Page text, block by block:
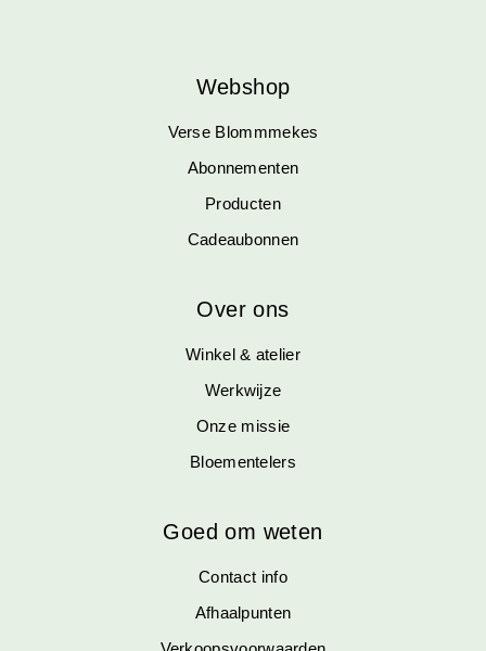
Webshop
Verse Blommmekes
Abonnementen
Producten
Cadeaubonnen
Over ons
Winkel & atelier
Werkwijze
Onze missie
Bloementelers
Goed om weten
Contact info
Afhaalpunten